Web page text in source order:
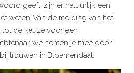
geeft, zijn er natuurlijk een
weten. Van de melding van het
de keuze voor een
we nemen je mee door
trouwen in Bloemendaal.